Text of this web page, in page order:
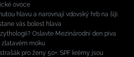
ovoce
hlavu a narovnají vdovský hrb na šíji.
vás bolest hlava
Oslavte Mezinárodní den piva
moku
pro ženy 50+: SPF krémy jsou